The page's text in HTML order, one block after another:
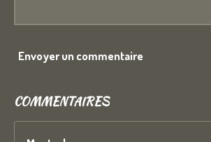
Envoyer un commentaire
COMMENTAIRES